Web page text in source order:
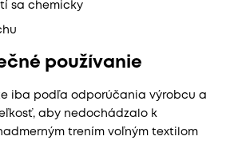
sa chemicky
používanie
iba podľa odporúčania výrobcu a
aby nedochádzalo k
trením voľným textilom